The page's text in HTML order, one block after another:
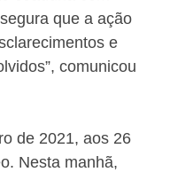
que a ação
e
comunicou
de 2021, aos 26
Nesta manhã,